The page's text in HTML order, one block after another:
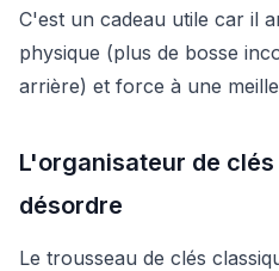
C'est un cadeau utile car il
physique (plus de bosse
arrière) et force à une
L'organisateur de
désordre
Le trousseau de clés